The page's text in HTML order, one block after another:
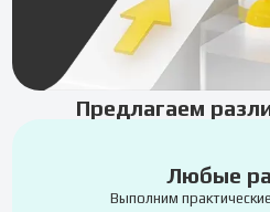
Предлагаем
Любые
Выполним